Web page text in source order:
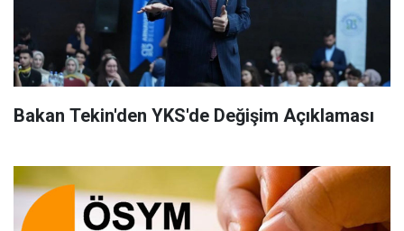
Bakan Tekin'den YKS'de Değişim Açıklaması